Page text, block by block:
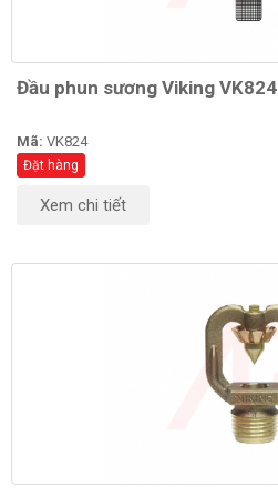
Đầu phun sương Viking VK824
Mã: VK824
Đặt hàng
Xem chi tiết